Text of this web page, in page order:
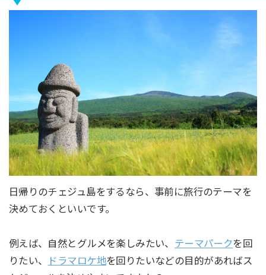
日帰りのチェジュ島をするなら、事前に旅行のテーマを
決めておくといいです。
例えば、自然とグルメを楽しみたい、 テーマパークを回
りたい、
ドラマロケ地を回りたいなどの目的があればス